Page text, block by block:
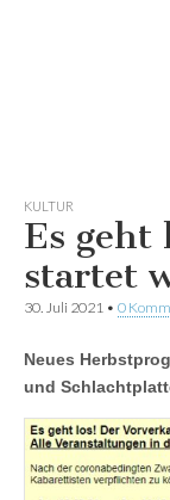
KULTUR
Es geht
startet
30. Juli 2021 • 0
Neues
und